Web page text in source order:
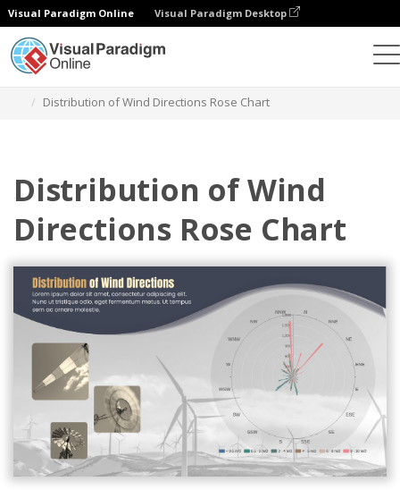
Visual Paradigm Online Visual Paradigm Desktop
Distribution of Wind Directions Rose Chart
Distribution of Wind
Directions Rose Chart